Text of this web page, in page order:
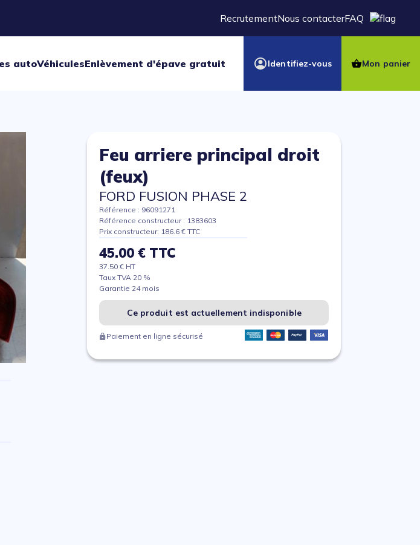
RecrutementNous contacterFAQ
autoVéhiculesEnlèvement d'épave gratuit Identifiez-vous Mon panier
Feu arriere principal droit
(feux)
FORD FUSION PHASE 2
Référence : 96091271
Référence constructeur : 1383603
Prix constructeur: 186.6 € TTC
45.00 € TTC
37.50 € HT
Taux TVA 20 %
Garantie 24 mois
Ce produit est actuellement indisponible
Paiement en ligne sécurisé